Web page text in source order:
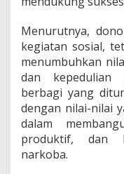
Menurutnya,
kegiatan sosial,
menumbuhkan
dan kepedulian
berbagi yang
dengan nilai-nilai
dalam
produktif, dan
narkoba.